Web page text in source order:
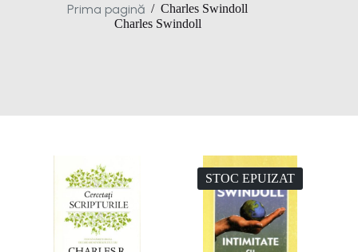
Prima pagină / Charles Swindoll
Charles Swindoll
STOC EPUIZAT